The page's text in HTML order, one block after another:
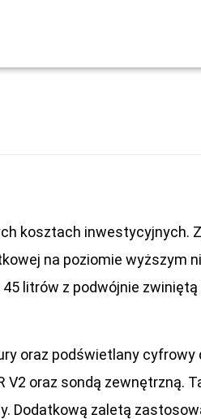
kosztach inwestycyjnych.
na poziomie wyższym
litrów z podwójnie
oraz podświetlany cyfrowy
oraz sondą zewnętrzną.
Dodatkową zaletą